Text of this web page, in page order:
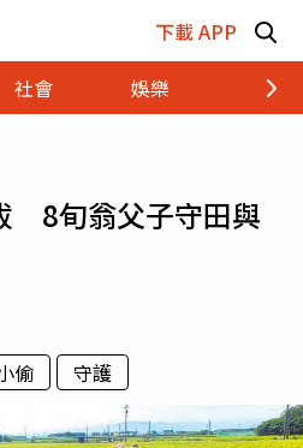
下載 APP
社會 娛樂 財經
8旬翁父子守田與
偷 守護